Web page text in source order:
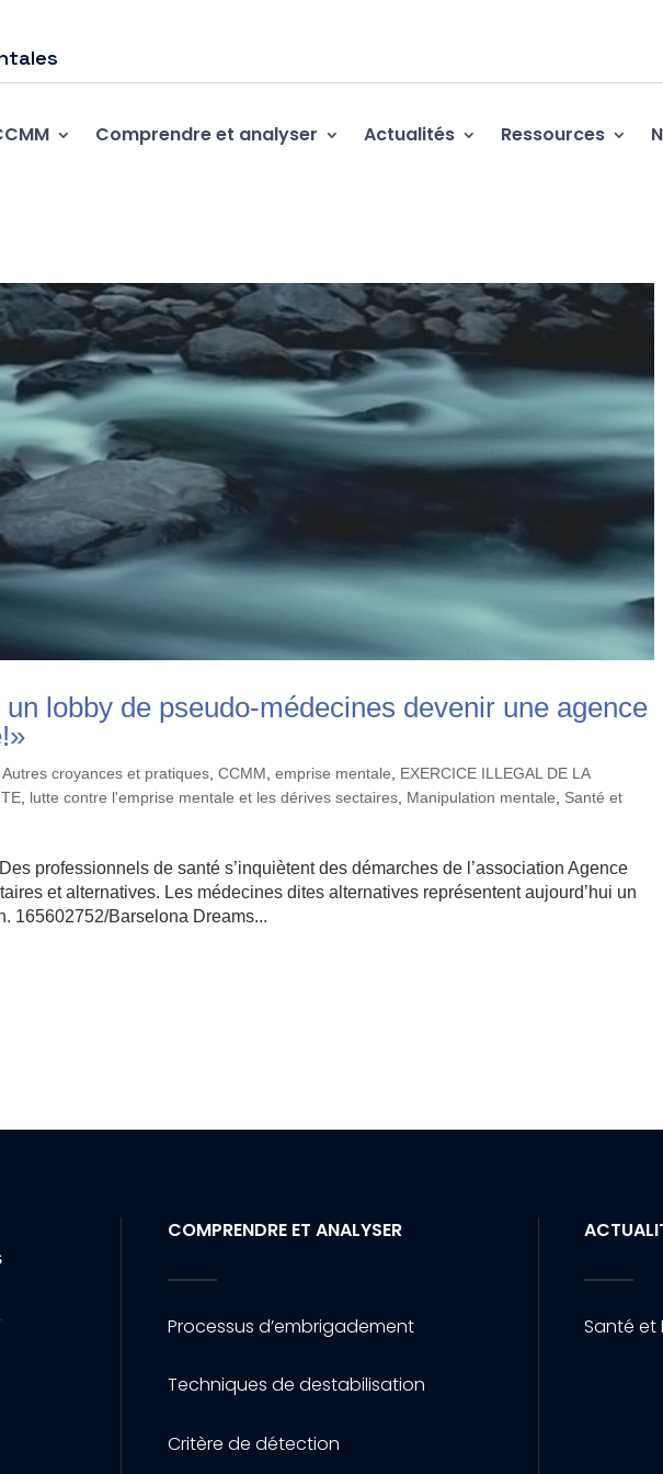
Comprendre et analyser Actualités Ressources
lobby de pseudo-médecines devenir une agence
,Autres croyances et pratiques ,CCMM ,emprise mentale
EXERCICE ILLEGAL DE LA
lutte contre l'emprise mentale et les dérives sectaires Manipulation mentale
Santé et
professionnels de santé s’inquiètent des démarches de l’association Agence
et alternatives. Les médecines dites alternatives représentent aujourd’hui un
165602752/Barselona Dreams...
COMPRENDRE ET ANALYSER
Processus d’embrigadement
Techniques de destabilisation
Critère de détection
Santé et